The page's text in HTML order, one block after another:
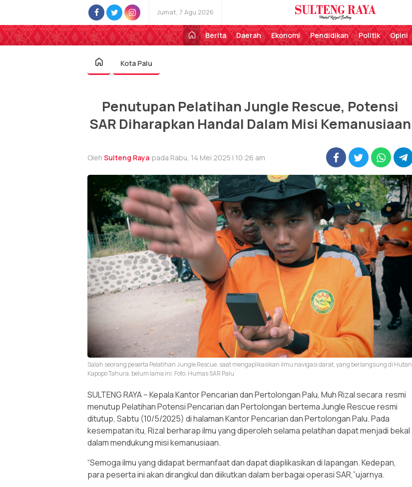
Jumat, 7 Agu 2026
Sulteng Raya
Perekat Rakyat Sulteng
Berita
Daerah Ekonomi Pendidikan Politik Opini
Kota Palu
Penutupan Pelatihan Jungle Rescue, Potensi
SAR Diharapkan Handal Dalam Misi Kemanusiaan
Oleh Sulteng Raya pada Rabu, 14 Mei 2025 | 10:26 am
Salah seorang peserta Pelatihan Jungle Rescue, saat mengaplikasikan ilmu navigasi darat, yang berlangsung di Hutan
Kapopo Tahura, belum lama ini. Foto: Humas SAR Palu
SULTENG RAYA – Kepala Kantor Pencarian dan Pertolongan Palu, Muh Rizal secara resmi
menutup Pelatihan Potensi Pencarian dan Pertolongan bertema Jungle Rescue resmi
ditutup, Sabtu (10/5/2025) di halaman Kantor Pencarian dan Pertolongan Palu. Pada
kesempatan itu, Rizal berharap ilmu yang diperoleh selama pelatihan dapat menjadi bekal
dalam mendukung misi kemanusiaan.
“Semoga ilmu yang didapat bermanfaat dan dapat diaplikasikan di lapangan. Kedepan,
para peserta ini akan dirangkul dan diikutkan dalam berbagai operasi SAR,”ujarnya.